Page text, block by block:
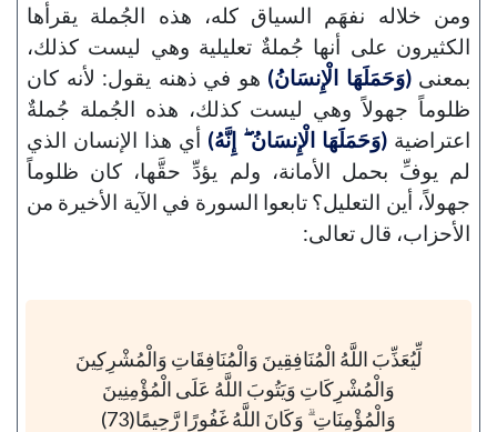
ومن خلاله نفهَم السياق كله، هذه الجُملة يقرأها
الكثيرون على أنها جُملةٌ تعليلية وهي ليست كذلك،
بمعنى(وَحَمَلَهَا الْإِنسَانُ) هو في ذهنه يقول: لأنه كان
ظلوماً جهولاً وهي ليست كذلك، هذه الجُملة جُملةٌ
اعتراضية (وَحَمَلَهَا الْإِنسَانُ ۖ إِنَّهُ) أي هذا الإنسان الذي
لم يوفِّ بحمل الأمانة، ولم يؤدِّ حقَّها، كان ظلوماً
جهولاً، أين التعليل؟ تابعوا السورة في الآية الأخيرة من
الأحزاب، قال تعالى:
لِّيُعَذِّبَ اللَّهُ الْمُنَافِقِينَ وَالْمُنَافِقَاتِ وَالْمُشْرِكِينَ
وَالْمُشْرِكَاتِ وَيَتُوبَ اللَّهُ عَلَى الْمُؤْمِنِينَ
وَالْمُؤْمِنَاتِ ۗ وَكَانَ اللَّهُ غَفُورًا رَّحِيمًا(73)